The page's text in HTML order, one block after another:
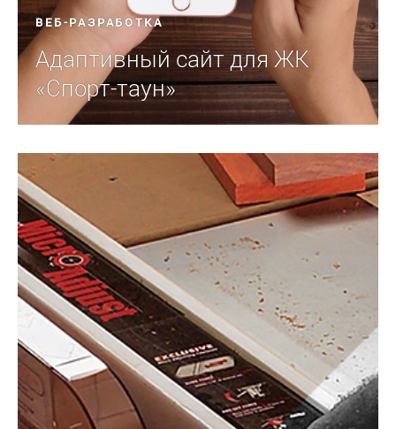
ВЕБ-РАЗРАБОТКА
Адаптивный сайт для ЖК
«Спорт-таун»